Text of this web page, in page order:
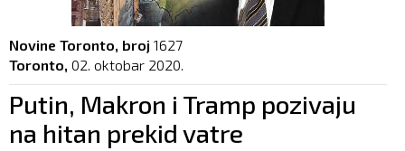
Novine Toronto, broj 1627
Toronto, 02. oktobar 2020.
Putin, Makron i Tramp pozivaju
na hitan prekid vatre